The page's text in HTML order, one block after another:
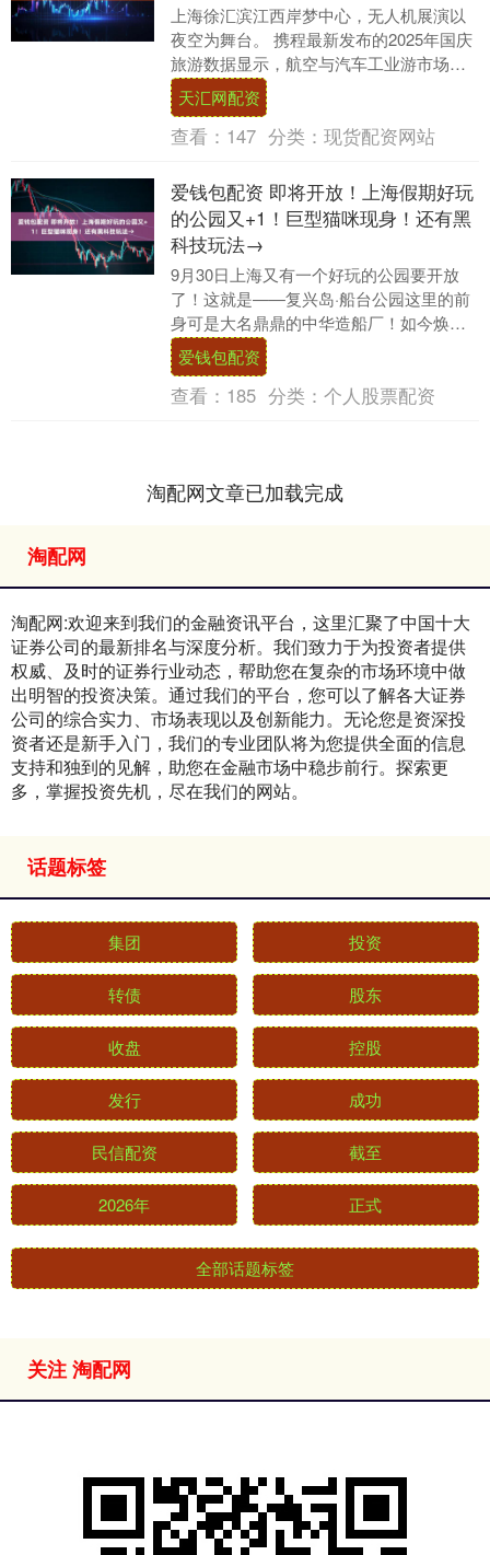
上海徐汇滨江西岸梦中心，无人机展演以
夜空为舞台。 携程最新发布的2025年国庆
旅游数据显示，航空与汽车工业游市场关
注度占比超20%，重庆816核工厂、吉利汽
车工....
天汇网配资
查看： 147 分类： 现货配资网站
爱钱包配资 即将开放！上海假期好玩
的公园又+1！巨型猫咪现身！还有黑
科技玩法→
9月30日上海又有一个好玩的公园要开放
了！这就是——复兴岛·船台公园这里的前
身可是大名鼎鼎的中华造船厂！如今焕新
蝶变成一个大公园坐拥1.3公里黄浦江岸线
船台公....
爱钱包配资
查看： 185 分类： 个人股票配资
淘配网文章已加载完成
淘配网
淘配网:欢迎来到我们的金融资讯平台，这里汇聚了中国十大
证券公司的最新排名与深度分析。我们致力于为投资者提供
权威、及时的证券行业动态，帮助您在复杂的市场环境中做
出明智的投资决策。通过我们的平台，您可以了解各大证券
公司的综合实力、市场表现以及创新能力。无论您是资深投
资者还是新手入门，我们的专业团队将为您提供全面的信息
支持和独到的见解，助您在金融市场中稳步前行。探索更
多，掌握投资先机，尽在我们的网站。
话题标签
集团 投资
转债 股东
收盘 控股
发行 成功
民信配资 截至
2026年 正式
全部话题标签
关注 淘配网